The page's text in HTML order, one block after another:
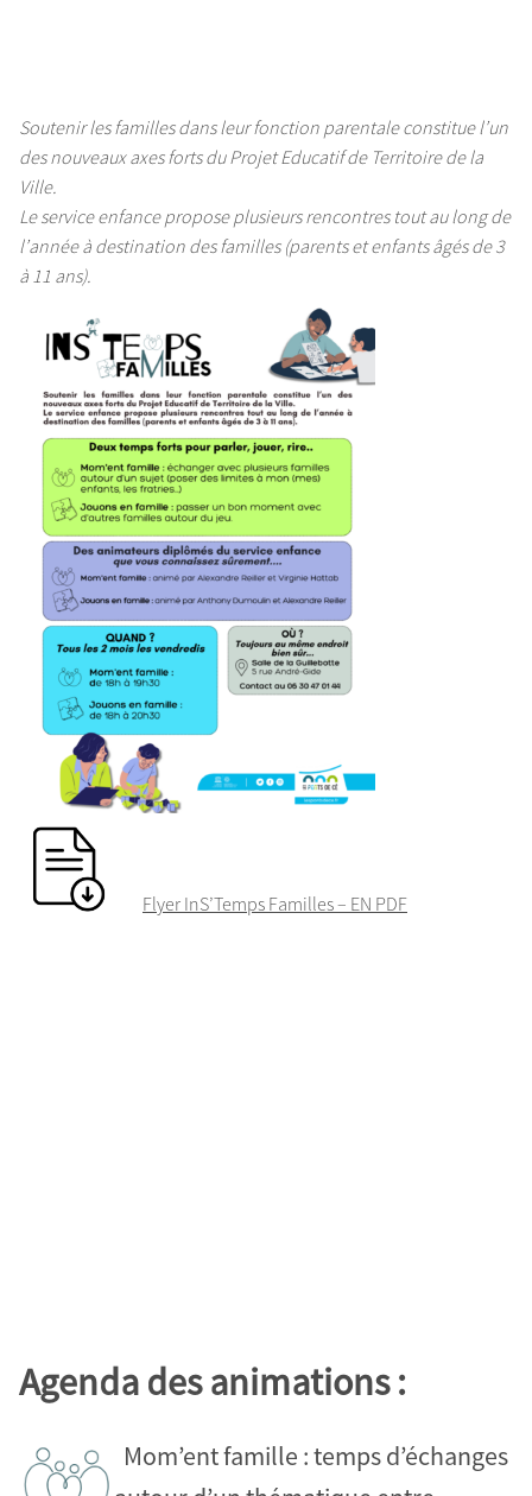
Soutenir les familles dans leur fonction parentale constitue l’un
des nouveaux axes forts du Projet Educatif de Territoire de la
Ville.
Le service enfance propose plusieurs rencontres tout au long de
l’année à destination des familles (parents et enfants âgés de 3
à 11 ans).
Flyer InS’Temps Familles – EN PDF
Agenda des animations :
Mom’ent famille : temps d’échanges